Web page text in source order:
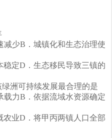
减少B．城镇化和生态治理使
定D．生态移民导致三镇的
洲可持续发展最合理的是
载力B．依据流域水资源确定
业D．将甲丙两镇人口全部